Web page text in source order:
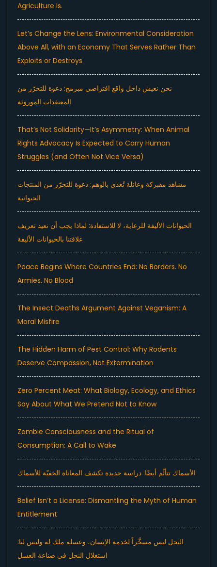
Agriculture Is.
Let’s Change the Lens: Environmental Consideration
Above All, with an Economy That Serves Rather Than
Exploits or Destroys
نحن نعيش داخل واقع افتراضي مبرمج: دعوة للتحرّر من
المعتقدات الموروثة
That’s Not Solidarity—It’s Asymmetry: When Animal
Rights Advocacy Is Expected to Carry Human
Struggles (and Often Not Vice Versa)
مشاهد مفبركة وعائلة تُغذى بالوهم: دعوة للتحرّر من المنتجات
الحيوانية
الحيوانات الأليفة للرعاية، لا للاستفادة: لماذا يجب أن نعيد تعريف
علاقتنا بالحيوانات الأليفة
Peace Begins Where Countries End: No Borders. No
Armies. No Blood
The Insect Deaths Argument Against Veganism: A
Moral Misfire
The Hidden Harm of Pest Control: Why Rodents
Deserve Compassion, Not Extermination
Zero Percent Meat: What Biology, Ecology, and Ethics
Say About What We Pretend Not to Know
Zombie Consciousness and the Ritual of
Consumption: A Call to Wake
الأسماك تتألّم أيضًا: دراسة جديدة تكشف المعاناة الخفيّة للأسماك
Belief Isn’t a License: Dismantling the Myth of Human
Entitlement
النحل ليس مسخَّراً لخدمة الإنسان، وعسله ملك له وليس لنا:
استغلال النحل في صناعة العسل